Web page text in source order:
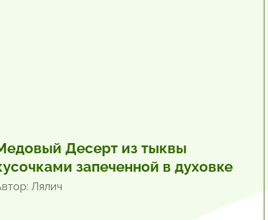
Десерт из тыквы
запеченной в духовке
Лялич